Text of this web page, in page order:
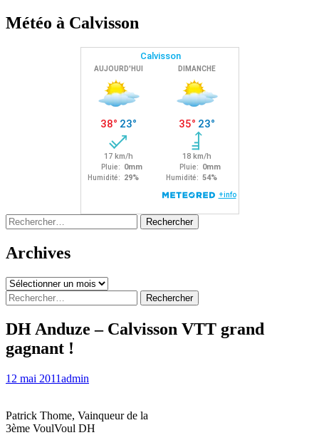
Météo à Calvisson
Rechercher :
Archives
Archives
Rechercher :
DH Anduze – Calvisson VTT grand
gagnant !
12 mai 2011admin
Patrick Thome, Vainqueur de la
3ème VoulVoul DH